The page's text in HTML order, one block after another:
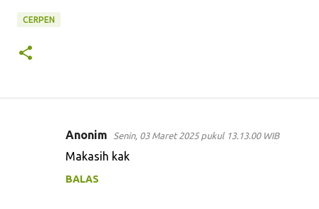
CERPEN
Anonim Senin, 03 Maret 2025 pukul 13.13.00 WIB
Makasih kak
BALAS